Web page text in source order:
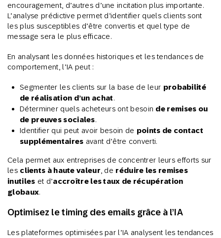
encouragement, d’autres d’une incitation plus importante.
L’analyse prédictive permet d’identifier quels clients sont
les plus susceptibles d’être convertis et quel type de
message sera le plus efficace.
En analysant les données historiques et les tendances de
comportement, l’IA peut :
Segmenter les clients sur la base de leur probabilité
de réalisation d’un achat.
Déterminer quels acheteurs ont besoin de remises ou
de preuves sociales.
Identifier qui peut avoir besoin de points de contact
supplémentaires avant d’être converti.
Cela permet aux entreprises de concentrer leurs efforts sur
les clients à haute valeur , de réduire les remises
inutiles et d’accroître les taux de récupération
globaux.
Optimisez le timing des emails grâce à l’IA
Les plateformes optimisées par l’IA analysent les tendances